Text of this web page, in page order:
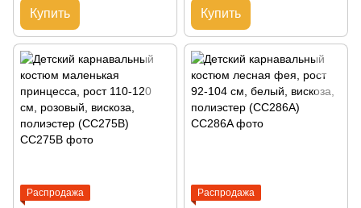
Купить Купить
Распродажа Распродажа